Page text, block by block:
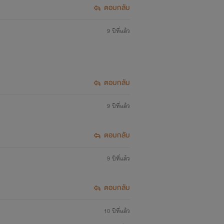
ตอบกลับ
9 ปีที่แล้ว
ตอบกลับ
9 ปีที่แล้ว
ตอบกลับ
9 ปีที่แล้ว
ตอบกลับ
10 ปีที่แล้ว